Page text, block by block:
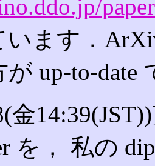
います．
up-to-date
を， 私の